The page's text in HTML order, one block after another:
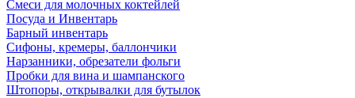
Смеси для молочных коктейлей
Посуда и Инвентарь
Барный инвентарь
Сифоны, кремеры, баллончики
Нарзанники, обрезатели фольги
Пробки для вина и шампанского
Штопоры, открывалки для бутылок